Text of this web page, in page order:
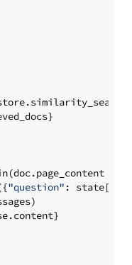
"question" : state[